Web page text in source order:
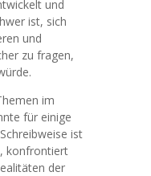
und
ist, sich
und
zu fragen,
im
für einige
ist
konfrontiert
der